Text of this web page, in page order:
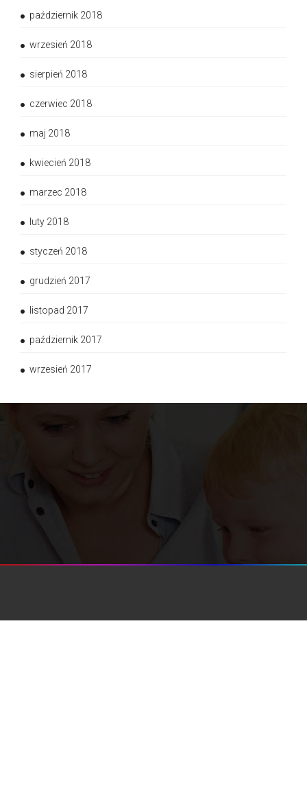
październik 2018
wrzesień 2018
sierpień 2018
czerwiec 2018
maj 2018
kwiecień 2018
marzec 2018
luty 2018
styczeń 2018
grudzień 2017
listopad 2017
październik 2017
wrzesień 2017